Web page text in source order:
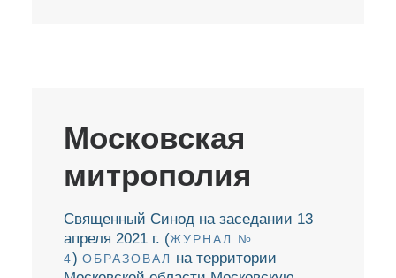
Московская
митрополия
Священный Синод на заседании 13
апреля 2021 г. (ЖУРНАЛ №
4) ОБРАЗОВАЛ на территории